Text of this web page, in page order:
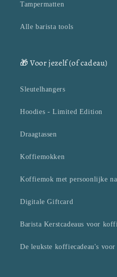
Tampermatten
Alle barista tools
🎁 Voor jezelf (of cadeau)
Sleutelhangers
Hoodies - Limited Edition
Draagtassen
Koffiemokken
Koffiemok met persoonlijke
Digitale Giftcard
Barista Kerstcadeaus voor
De leukste koffiecadeau's